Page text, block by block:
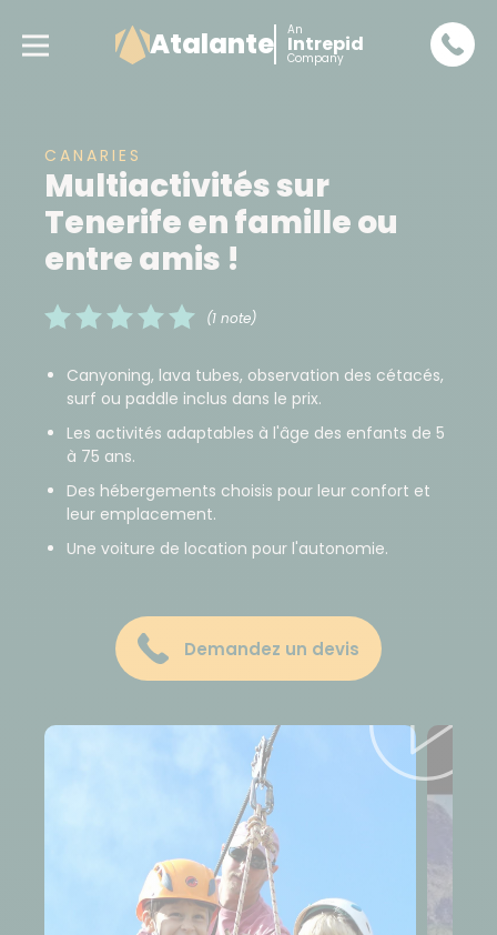
Atalante An
Intrepid
Company
CANARIES
Multiactivités sur
Tenerife en famille ou
entre amis !
(1 note)
Canyoning, lava tubes, observation des cétacés,
surf ou paddle inclus dans le prix.
Les activités adaptables à l'âge des enfants de 5
à 75 ans.
Des hébergements choisis pour leur confort et
leur emplacement.
Une voiture de location pour l'autonomie.
Demandez un devis